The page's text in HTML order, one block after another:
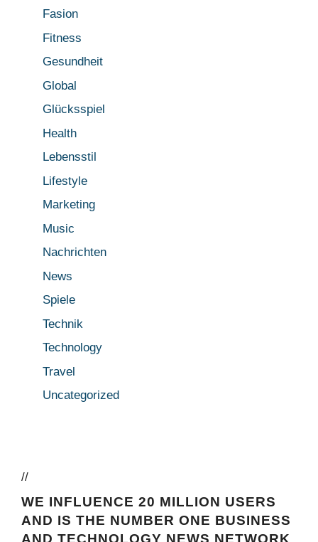
Fasion
Fitness
Gesundheit
Global
Glücksspiel
Health
Lebensstil
Lifestyle
Marketing
Music
Nachrichten
News
Spiele
Technik
Technology
Travel
Uncategorized
//
WE INFLUENCE 20 MILLION USERS
AND IS THE NUMBER ONE BUSINESS
AND TECHNOLOGY NEWS NETWORK